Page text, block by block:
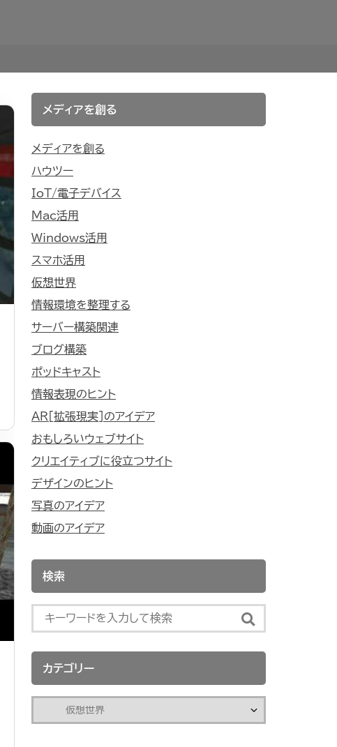
メディアを創る
メディアを創る
ハウツー
IoT/電子デバイス
Mac活用
Windows活用
スマホ活用
仮想世界
情報環境を整理する
サーバー構築関連
ブログ構築
ポッドキャスト
情報表現のヒント
AR[拡張現実]のアイデア
おもしろいウェブサイト
クリエイティブに役立つサイト
デザインのヒント
写真のアイデア
動画のアイデア
検索
カテゴリー